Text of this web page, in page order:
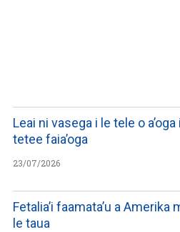
Leai ni vasega i le tele o
tetee faia’oga
23/07/2026
Fetalia’i faamata’u a Amerika
le taua